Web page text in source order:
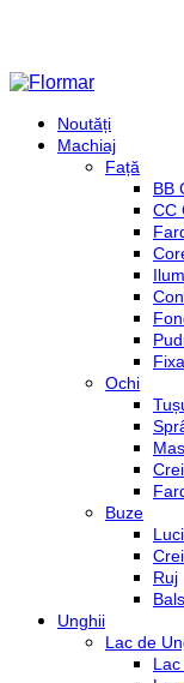
Noutăți
Machiaj
Față
BB
CC
Ochi
Buze
Ruj
Unghii
Lac de